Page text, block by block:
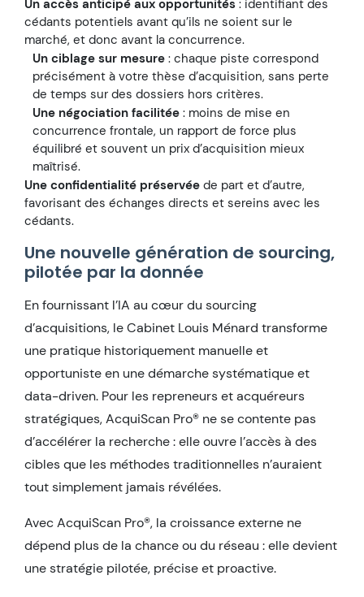
Un accès anticipé aux opportunités : identifiant des
cédants potentiels avant qu’ils ne soient sur le
marché, et donc avant la concurrence.
Un ciblage sur mesure : chaque piste correspond
précisément à votre thèse d’acquisition, sans perte
de temps sur des dossiers hors critères.
Une négociation facilitée : moins de mise en
concurrence frontale, un rapport de force plus
équilibré et souvent un prix d’acquisition mieux
maîtrisé.
Une confidentialité préservée de part et d’autre,
favorisant des échanges directs et sereins avec les
cédants.
Une nouvelle génération de sourcing,
pilotée par la donnée
En fournissant l’IA au cœur du sourcing
d’acquisitions, le Cabinet Louis Ménard transforme
une pratique historiquement manuelle et
opportuniste en une démarche systématique et
data-driven. Pour les repreneurs et acquéreurs
stratégiques, AcquiScan Pro® ne se contente pas
d’accélérer la recherche : elle ouvre l’accès à des
cibles que les méthodes traditionnelles n’auraient
tout simplement jamais révélées.
Avec AcquiScan Pro®, la croissance externe ne
dépend plus de la chance ou du réseau : elle devient
une stratégie pilotée, précise et proactive.